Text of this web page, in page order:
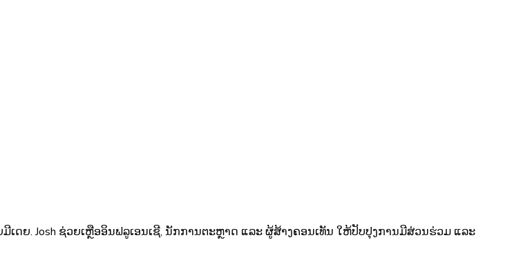
ດຍ. Josh ຊ່ວຍເຫຼືອອິນຟລູເອນເຊີ, ນັກການຕະຫຼາດ ແລະ ຜູ້ສ້າງຄອນເທັນ ໃຫ້ປັບປຸງການມີສ່ວນຮ່ວມ ແລະ